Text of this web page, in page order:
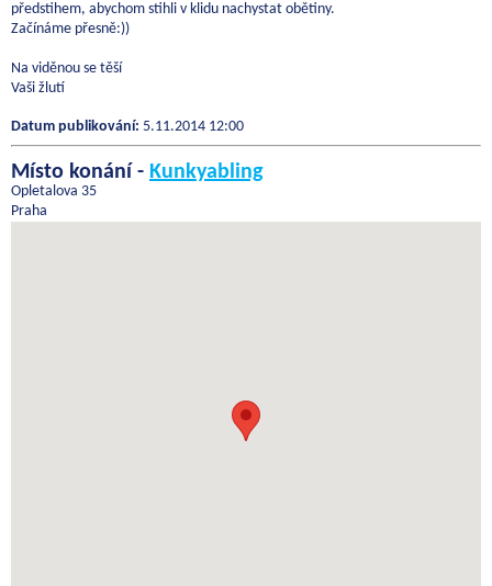
předstihem, abychom stihli v klidu nachystat obětiny.
Začínáme přesně:))
Na viděnou se těší
Vaši žlutí
Datum publikování: 5.11.2014 12:00
Místo konání - Kunkyabling
Opletalova 35
Praha